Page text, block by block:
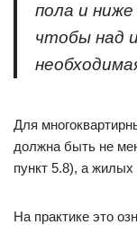
пола и
чтобы над
Для
должна быть не
пункт 5.8), а жилых
На практике это